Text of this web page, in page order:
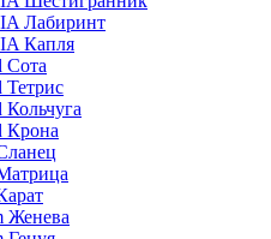
Лабиринт
Капля
Сота
Тетрис
Кольчуга
Крона
Женева